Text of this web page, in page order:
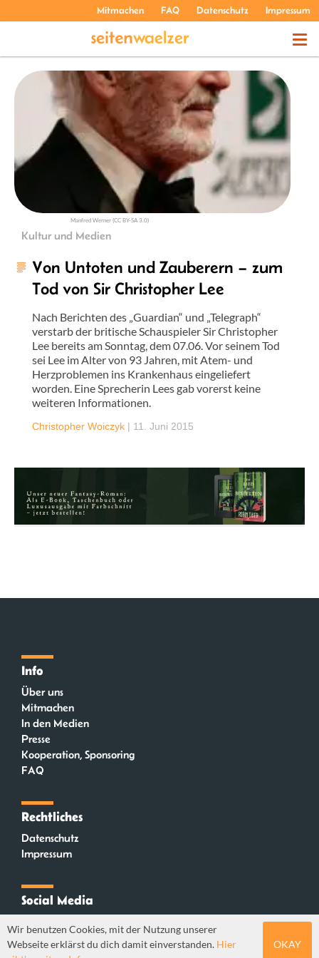
Mitmachen FAQ Datenschutz Impressum
THEMEN
PODCASTS
ÜBER UNS
Manfred Werner (CC BY-SA 3.0)
Kultur und Medien
Von Untoten und Zauberern – zum
Tod von Sir Christopher Lee
Nach Berichten des „Guardian“ und „Telegraph“
verstarb der britische Schauspieler Sir Christopher
Lee bereits am Sonntag, dem 07.06. Vor seinem Tod
sei Lee im Alter von 93 Jahren, mit Atem- und
Herzproblemen ins Krankenhaus eingeliefert
worden. Eine Sprecherin Lees gab vorerst keine
weiteren Informationen.
Christopher Woiczyk | 11. Juni 2015
Info
Über uns
Mitmachen
In den Medien
Presse
Kooperation, Sponsoring
FAQ
Rechtliches
Datenschutz
Impressum
Social Media
Mastodon
Wir benutzen Cookies, mit der Nutzung unserer
Webseite erklärst du dich damit einverstanden. Hier
OKAY